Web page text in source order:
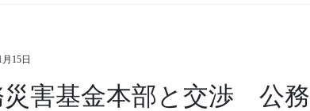
15日
害基金本部と交渉 公務